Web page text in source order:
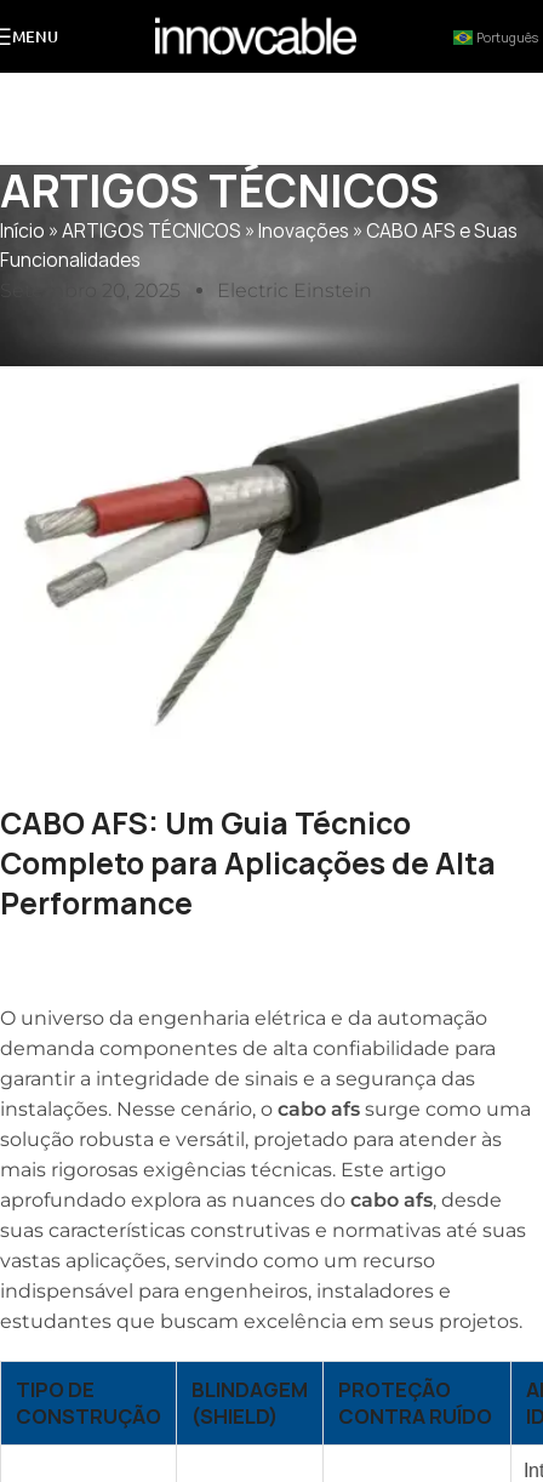
MENU Português
ARTIGOS TÉCNICOS
Início »ARTIGOS TÉCNICOS »Inovações »CABO AFS e Suas
Funcionalidades
Setembro 20, 2025 Electric Einstein
CABO AFS: Um Guia Técnico
Completo para Aplicações de Alta
Performance
O universo da engenharia elétrica e da automação
demanda componentes de alta confiabilidade para
garantir a integridade de sinais e a segurança das
instalações. Nesse cenário, o cabo afs surge como uma
solução robusta e versátil, projetado para atender às
mais rigorosas exigências técnicas. Este artigo
aprofundado explora as nuances do cabo afs, desde
suas características construtivas e normativas até suas
vastas aplicações, servindo como um recurso
indispensável para engenheiros, instaladores e
estudantes que buscam excelência em seus projetos.
TIPO DE
CONSTRUÇÃO
BLINDAGEM
(SHIELD)
PROTEÇÃO
CONTRA RUÍDO